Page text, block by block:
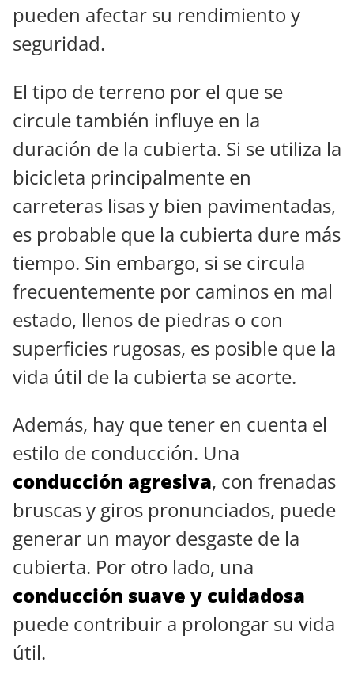
pueden afectar su rendimiento y
seguridad.
El tipo de terreno por el que se
circule también influye en la
duración de la cubierta. Si se utiliza la
bicicleta principalmente en
carreteras lisas y bien pavimentadas,
es probable que la cubierta dure más
tiempo. Sin embargo, si se circula
frecuentemente por caminos en mal
estado, llenos de piedras o con
superficies rugosas, es posible que la
vida útil de la cubierta se acorte.
Además, hay que tener en cuenta el
estilo de conducción. Una
conducción agresiva, con frenadas
bruscas y giros pronunciados, puede
generar un mayor desgaste de la
cubierta. Por otro lado, una
conducción suave y cuidadosa
puede contribuir a prolongar su vida
útil.